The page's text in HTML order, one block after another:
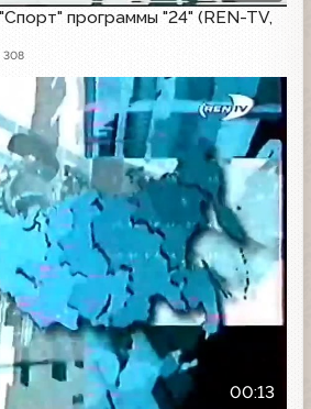
программы "24" (REN-TV,
308
00:13